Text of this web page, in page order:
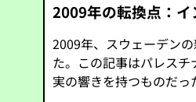
2009年の転換点：
2009年、スウェーデン
た。この記事はパレス
実の響きを持つものだっ